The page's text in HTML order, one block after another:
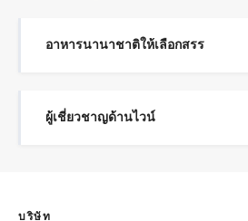
อาหารนานาชาติให้เลือกสรร
ผู้เชี่ยวชาญด้านไวน์